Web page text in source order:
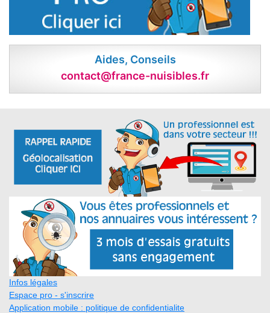
Aides, Conseils
contact@france-nuisibles.fr
Infos légales
Espace pro - s'inscrire
Application mobile : politique de confidentialite